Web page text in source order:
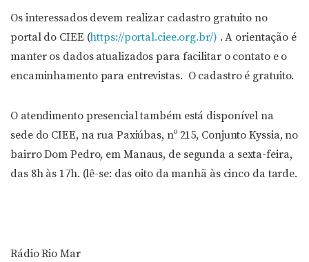
Os interessados devem realizar cadastro gratuito no
portal do CIEE (https://portal.ciee.org.br/) . A orientação é
manter os dados atualizados para facilitar o contato e o
encaminhamento para entrevistas. O cadastro é gratuito.
O atendimento presencial também está disponível na
sede do CIEE, na rua Paxiúbas, nº 215, Conjunto Kyssia, no
bairro Dom Pedro, em Manaus, de segunda a sexta-feira,
das 8h às 17h. (lê-se: das oito da manhã às cinco da tarde.
Rádio Rio Mar